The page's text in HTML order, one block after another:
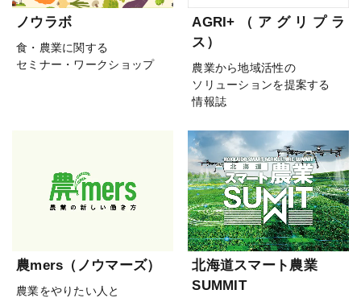
ノウラボ
食・農業に関する
セミナー・ワークショップ
AGRI+（アグリプラ
ス）
農業から地域活性の
ソリューションを提案する
情報誌
農mers（ノウマーズ）
農業をやりたい人と
北海道スマート農業
SUMMIT